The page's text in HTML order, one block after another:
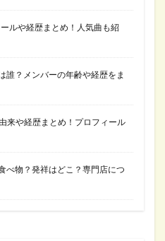
ルや経歴まとめ！人気曲も紹
誰？メンバーの年齢や経歴をま
来や経歴まとめ！プロフィール
べ物？発祥はどこ？専門店につ